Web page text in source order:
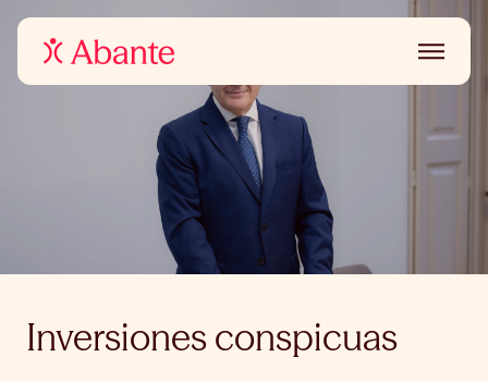
Inversiones conspicuas